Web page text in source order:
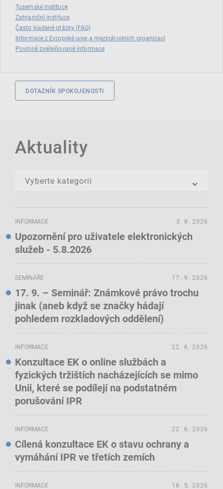
Tuzemské instituce
Zahraniční instituce
Často kladené otázky (FAQ)
Informace z Evropské unie a mezinárodních organizací
Povinně zveřejňované informace
DOTAZNÍK SPOKOJENOSTI
Aktuality
INFORMACE
Upozornění pro uživatele elektronických
služeb - 5.8.2026
3. 8. 2026
SEMINÁŘE
17. 9. – Seminář: Známkové právo trochu
jinak (aneb když se značky hádají
pohledem rozkladových oddělení)
17. 9. 2026
INFORMACE
Konzultace EK o online službách a
fyzických tržištích nacházejících se mimo
Unii, které se podílejí na podstatném
porušování IPR
22. 6. 2026
INFORMACE
Cílená konzultace EK o stavu ochrany a
vymáhání IPR ve třetích zemích
22. 6. 2026
INFORMACE 18. 5. 2026